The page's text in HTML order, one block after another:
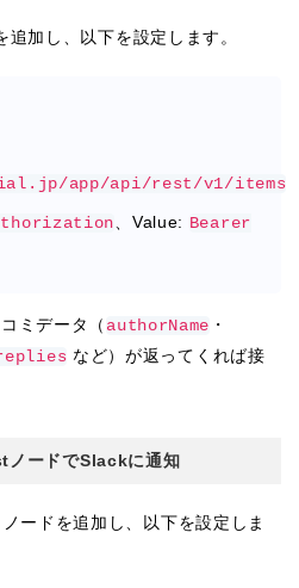
加し、以下を設定します。
app/api/rest/v1/items
、Value: Bearer
ミデータ（ authorName ・
など）が返ってくれば接
ードでSlackに通知
ードを追加し、以下を設定しま